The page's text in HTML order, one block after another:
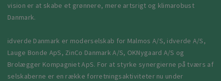
vision er at skabe et grønnere, mere artsrigt og klimarobust
Danmark.
idverde Danmark er moderselskab for Malmos A/S, idverde A/S,
Lauge Bonde ApS, ZinCo Danmark A/S, OKNygaard A/S og
Brolægger Kompagniet ApS. For at styrke synergierne på tværs af
selskaberne er en række forretningsaktiviteter nu under